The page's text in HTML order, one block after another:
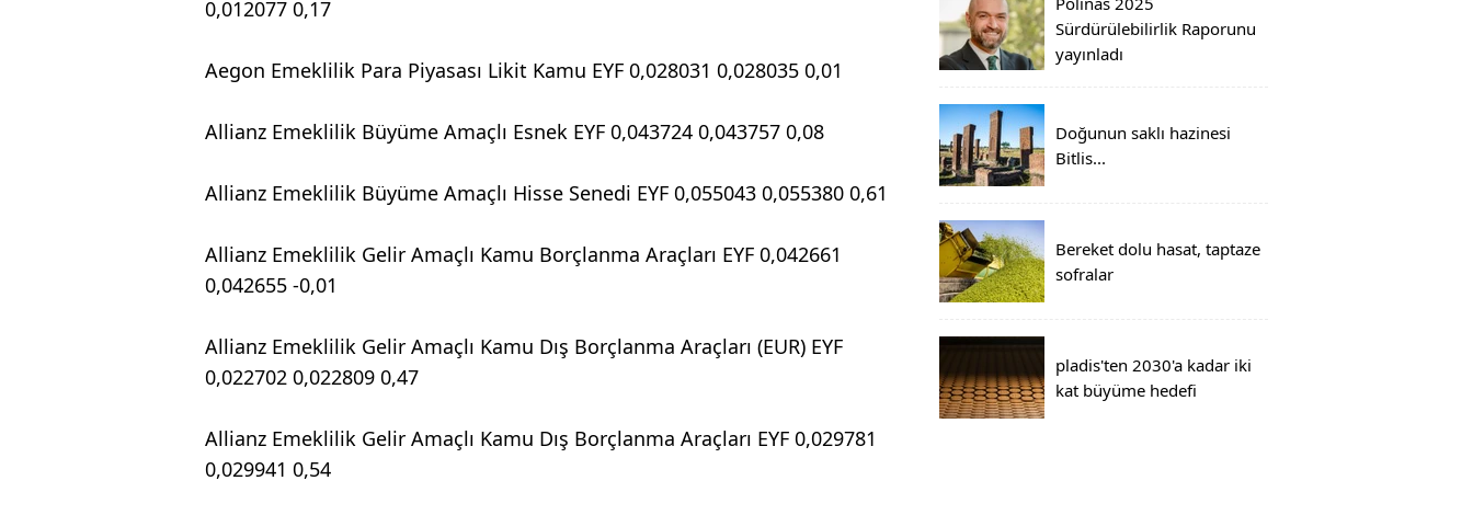
0,012077 0,17
Aegon Emeklilik Para Piyasası Likit Kamu EYF 0,028031 0,028035 0,01
Allianz Emeklilik Büyüme Amaçlı Esnek EYF 0,043724 0,043757 0,08
Allianz Emeklilik Büyüme Amaçlı Hisse Senedi EYF 0,055043 0,055380 0,61
Allianz Emeklilik Gelir Amaçlı Kamu Borçlanma Araçları EYF 0,042661
0,042655 -0,01
Allianz Emeklilik Gelir Amaçlı Kamu Dış Borçlanma Araçları (EUR) EYF
0,022702 0,022809 0,47
Allianz Emeklilik Gelir Amaçlı Kamu Dış Borçlanma Araçları EYF 0,029781
0,029941 0,54
Sürdürülebilirlik Raporunu
yayınladı
Doğunun saklı hazinesi
Bitlis...
Bereket dolu hasat, taptaze
sofralar
pladis'ten 2030'a kadar iki
kat büyüme hedefi